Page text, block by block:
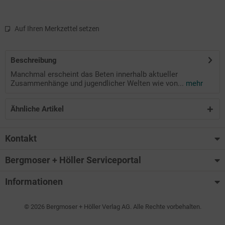
Auf Ihren Merkzettel setzen
Beschreibung
Manchmal erscheint das Beten innerhalb aktueller
Zusammenhänge und jugendlicher Welten wie von... mehr
Ähnliche Artikel
Kontakt
Bergmoser + Höller Serviceportal
Informationen
© 2026 Bergmoser + Höller Verlag AG. Alle Rechte vorbehalten.